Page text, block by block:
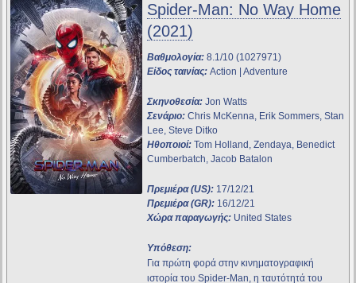
Spider-Man: No Way Home
(2021)
Βαθμολογία: 8.1/10 (1027971)
Είδος ταινίας: Action | Adventure
Σκηνοθεσία: Jon Watts
Σενάριο: Chris McKenna, Erik Sommers, Stan
Lee, Steve Ditko
Ηθοποιοί: Tom Holland, Zendaya, Benedict
Cumberbatch, Jacob Batalon
Πρεμιέρα (US): 17/12/21
Πρεμιέρα (GR): 16/12/21
Χώρα παραγωγής: United States
Υπόθεση:
Για πρώτη φορά στην κινηματογραφική
ιστορία του Spider-Man, η ταυτότητά του